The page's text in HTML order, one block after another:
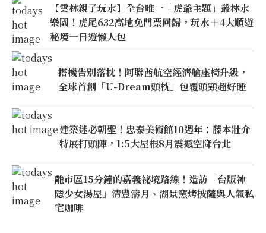
【雲林親子玩水】全台唯一「虎爺主題」叢林水
樂園！虎尾632高地免門票回歸，玩水＋4大順遊
秘境一日遊懶人包
搭機告別落枕！阿聯酋航空經濟艙座椅升級，
全球首創「U-Dream頭枕」包覆頭頸超好睡
建築迷必朝聖！忠泰美術館10週年：藤本壯介
特展打頭陣，1:5大屋根8月震撼空降台北
離市區15分鐘的嘉義祕境路線！造訪「台版神
隱少女湯屋」清豐濤月、湖景窯烤披薩與人氣私
宅咖啡